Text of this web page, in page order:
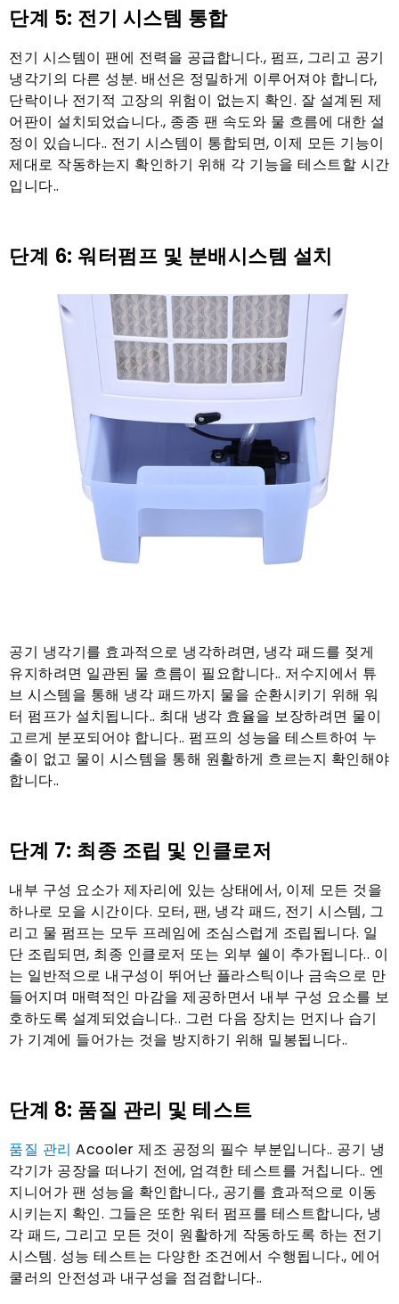
단계 5: 전기 시스템 통합
전기 시스템이 팬에 전력을 공급합니다., 펌프, 그리고 공기
냉각기의 다른 성분. 배선은 정밀하게 이루어져야 합니다,
단락이나 전기적 고장의 위험이 없는지 확인. 잘 설계된 제
어판이 설치되었습니다., 종종 팬 속도와 물 흐름에 대한 설
정이 있습니다.. 전기 시스템이 통합되면, 이제 모든 기능이
제대로 작동하는지 확인하기 위해 각 기능을 테스트할 시간
입니다..
단계 6: 워터펌프 및 분배시스템 설치
공기 냉각기를 효과적으로 냉각하려면, 냉각 패드를 젖게
유지하려면 일관된 물 흐름이 필요합니다.. 저수지에서 튜
브 시스템을 통해 냉각 패드까지 물을 순환시키기 위해 워
터 펌프가 설치됩니다.. 최대 냉각 효율을 보장하려면 물이
고르게 분포되어야 합니다.. 펌프의 성능을 테스트하여 누
출이 없고 물이 시스템을 통해 원활하게 흐르는지 확인해야
합니다..
단계 7: 최종 조립 및 인클로저
내부 구성 요소가 제자리에 있는 상태에서, 이제 모든 것을
하나로 모을 시간이다. 모터, 팬, 냉각 패드, 전기 시스템, 그
리고 물 펌프는 모두 프레임에 조심스럽게 조립됩니다. 일
단 조립되면, 최종 인클로저 또는 외부 쉘이 추가됩니다.. 이
는 일반적으로 내구성이 뛰어난 플라스틱이나 금속으로 만
들어지며 매력적인 마감을 제공하면서 내부 구성 요소를 보
호하도록 설계되었습니다.. 그런 다음 장치는 먼지나 습기
가 기계에 들어가는 것을 방지하기 위해 밀봉됩니다..
단계 8: 품질 관리 및 테스트
품질 관리 Acooler 제조 공정의 필수 부분입니다.. 공기 냉
각기가 공장을 떠나기 전에, 엄격한 테스트를 거칩니다.. 엔
지니어가 팬 성능을 확인합니다., 공기를 효과적으로 이동
시키는지 확인. 그들은 또한 워터 펌프를 테스트합니다, 냉
각 패드, 그리고 모든 것이 원활하게 작동하도록 하는 전기
시스템. 성능 테스트는 다양한 조건에서 수행됩니다., 에어
쿨러의 안전성과 내구성을 점검합니다..